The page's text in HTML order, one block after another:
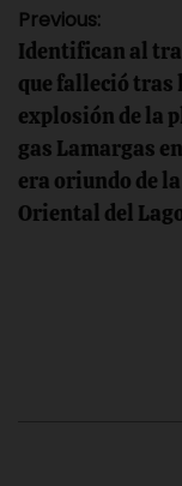
de
Previous:
Identifican al
que falleció tras
explosión de la
gas Lamargas
era oriundo de
Oriental del